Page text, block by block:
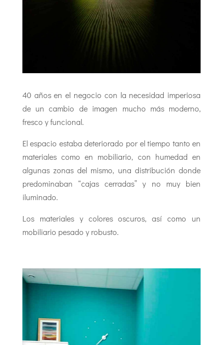
40 años en el negocio con la necesidad imperiosa
de un cambio de imagen mucho más moderno,
fresco y funcional.
El espacio estaba deteriorado por el tiempo tanto en
materiales como en mobiliario, con humedad en
algunas zonas del mismo, una distribución donde
predominaban “cajas cerradas” y no muy bien
iluminado.
Los materiales y colores oscuros, así como un
mobiliario pesado y robusto.